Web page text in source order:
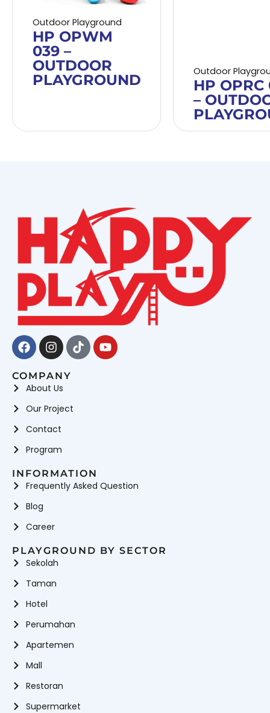
Outdoor Playground
HP OPWM
039 –
OUTDOOR
PLAYGROUND
Outdoor
HP OPRC
–
Facebook
Instagram
TiktokYoutube
COMPANY
About Us
Our Project
Contact
Program
INFORMATION
Frequently Asked Question
Blog
Career
PLAYGROUND BY SECTOR
Sekolah
Taman
Hotel
Perumahan
Apartemen
Mall
Restoran
Supermarket